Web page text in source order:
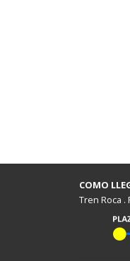
COMO
Tren Roca .